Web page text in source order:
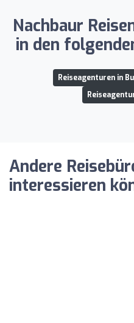
Nachbaur
in den
Reiseagenturen in
Andere
interessieren